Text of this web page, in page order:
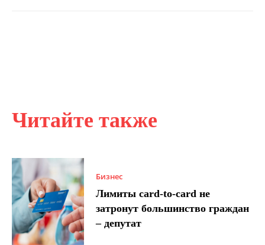
Читайте также
Бизнес
Лимиты card-to-card не
затронут большинство граждан
– депутат